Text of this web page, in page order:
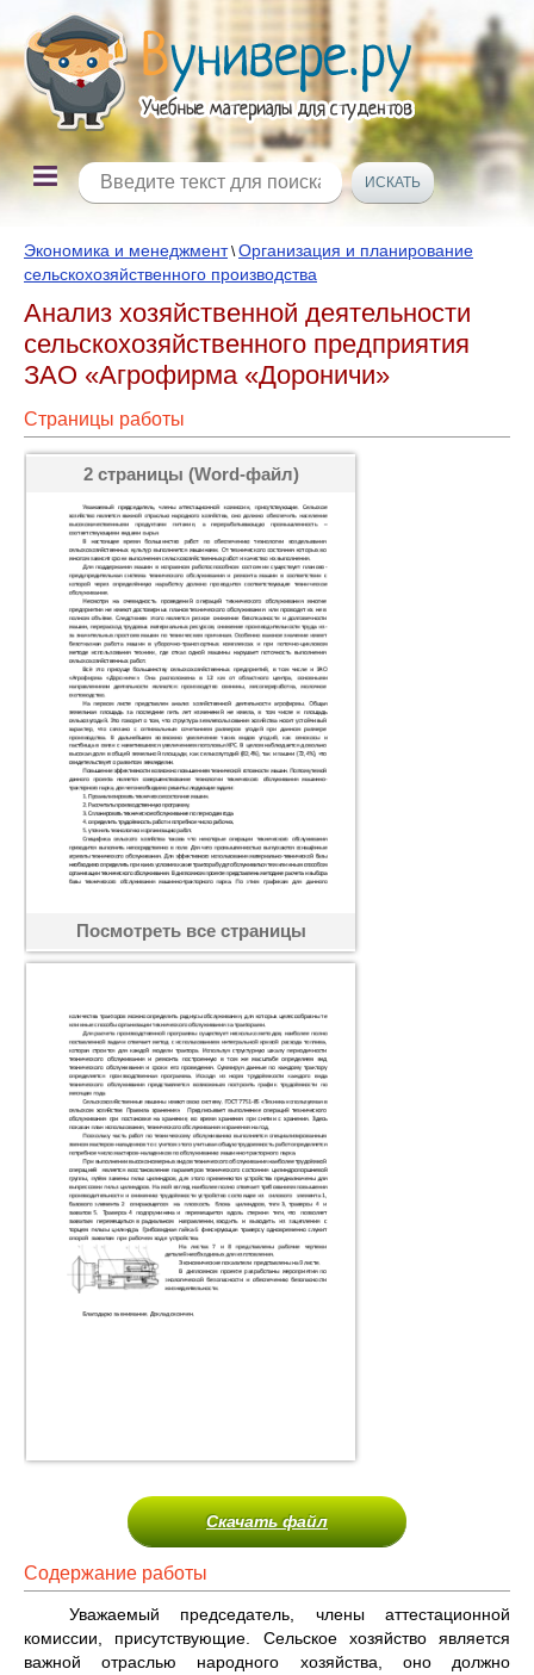
Экономика и менеджмент\Организация и планирование
сельскохозяйственного производства
Анализ хозяйственной деятельности
сельскохозяйственного предприятия
ЗАО «Агрофирма «Дороничи»
Страницы работы
2 страницы (Word-файл)
Посмотреть все страницы
Скачать файл
Содержание работы
Уважаемый председатель, члены аттестационной
комиссии, присутствующие. Сельское хозяйство является
важной отраслью народного хозяйства, оно должно